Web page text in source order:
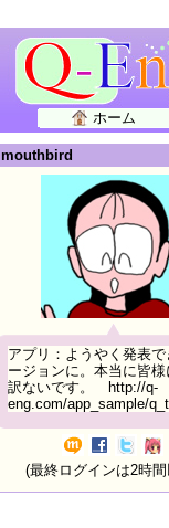
ホーム
mouthbird
アプリ：ようやく発表で
ージョンに。本当に皆様
訳ないです。 http://q-
eng.com/app_sample/
(最終ログインは2時